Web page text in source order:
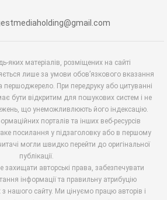
яких матеріалів, розміщених на сайті
лише за умови обов’язкового вказання
першоджерело. При передруку або цитуванні
бути відкритим для пошукових систем і не
що унеможливлюють його індексацію.
порталів та інших веб-ресурсів
посилання у підзаголовку або в першому
могли швидко перейти до оригінальної
публікації.
захищати авторські права, забезпечувати
інформації та правильну атрибуцію
з нашого сайту. Ми цінуємо працю авторів і